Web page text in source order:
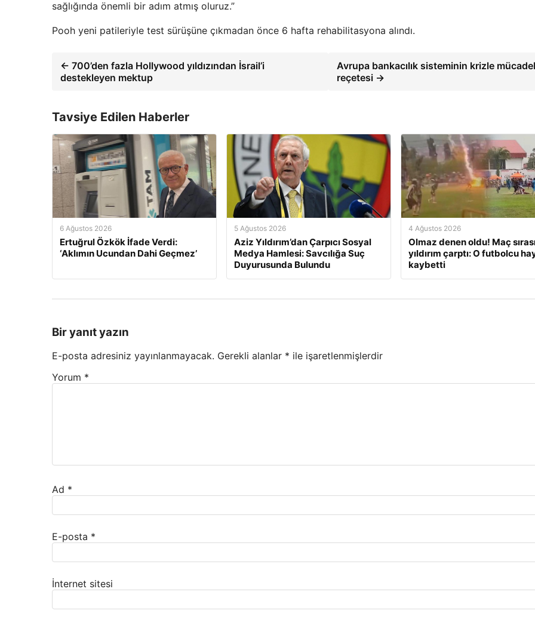
sağlığında önemli bir adım atmış oluruz.”
Pooh yeni patileriyle test sürüşüne çıkmadan önce 6 hafta rehabilitasyona alındı.
← 700’den fazla Hollywood yıldızından İsrail’i
destekleyen mektup
Avrupa bankacılık sisteminin krizle
reçetesi →
Tavsiye Edilen Haberler
6 Ağustos 2026
Ertuğrul Özkök İfade Verdi:
‘Aklımın Ucundan Dahi Geçmez’
5 Ağustos 2026
Aziz Yıldırım’dan Çarpıcı Sosyal
Medya Hamlesi: Savcılığa Suç
Duyurusunda Bulundu
4 Ağustos 2026
Olmaz denen oldu! Maç
yıldırım çarptı: O futbolcu
kaybetti
Bir yanıt yazın
E-posta adresiniz yayınlanmayacak. Gerekli alanlar * ile işaretlenmişlerdir
Yorum *
Ad *
E-posta *
İnternet sitesi